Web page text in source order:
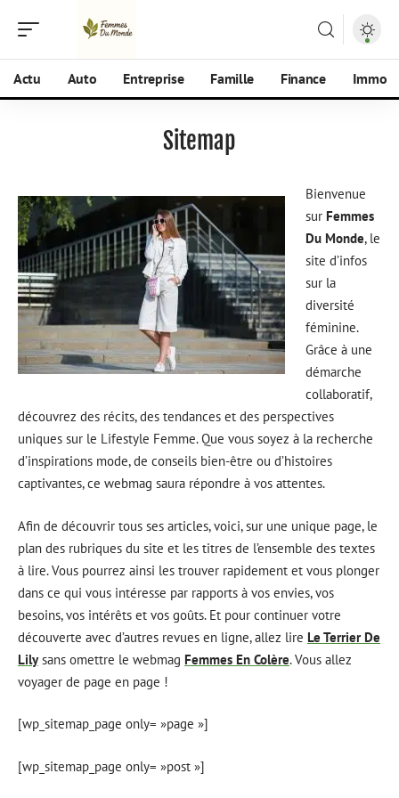
Actu Auto Entreprise Famille Finance Immo
Sitemap
Bienvenue
sur Femmes
Du Monde, le
site d’infos
sur la
diversité
féminine.
Grâce à une
démarche
collaboratif,
découvrez des récits, des tendances et des perspectives
uniques sur le Lifestyle Femme. Que vous soyez à la recherche
d’inspirations mode, de conseils bien-être ou d’histoires
captivantes, ce webmag saura répondre à vos attentes.
Afin de découvrir tous ses articles, voici, sur une unique page, le
plan des rubriques du site et les titres de l’ensemble des textes
à lire. Vous pourrez ainsi les trouver rapidement et vous plonger
dans ce qui vous intéresse par rapports à vos envies, vos
besoins, vos intérêts et vos goûts. Et pour continuer votre
découverte avec d’autres revues en ligne, allez lire Le Terrier De
Lilysans omettre le webmag Femmes En Colère. Vous allez
voyager de page en page !
[wp_sitemap_page only= »page »]
[wp_sitemap_page only= »post »]